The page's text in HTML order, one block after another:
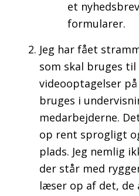
et
formularer.
Jeg har fået
som skal bruges til
videooptagelser
bruges i
medarbejderne.
op rent sprogligt
plads. Jeg nemlig
der står med
læser op af det, de